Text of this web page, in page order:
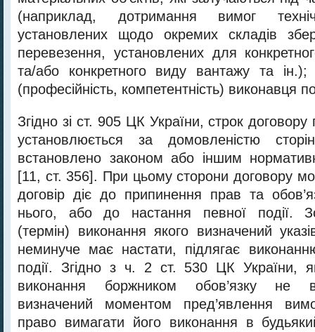
(наприклад, дотримання вимог
установлених щодо окремих складів
перевезення, установлених для
та/або конкретного виду вантажу та ін.);
(професійність, компетентність) виконавця
Згідно зі ст. 905 ЦК України, строк
установлюється за домовленістю
встановлено законом або іншим
[11, ст. 356]. При цьому сторони договору
договір діє до припинення прав та
нього, або до настання певної події.
(термін) виконання якого визначений
неминуче має настати, підлягає
події. Згідно з ч. 2 ст. 530 ЦК України,
виконання боржником обов’язку не
визначений моментом пред’явлення
право вимагати його виконання в